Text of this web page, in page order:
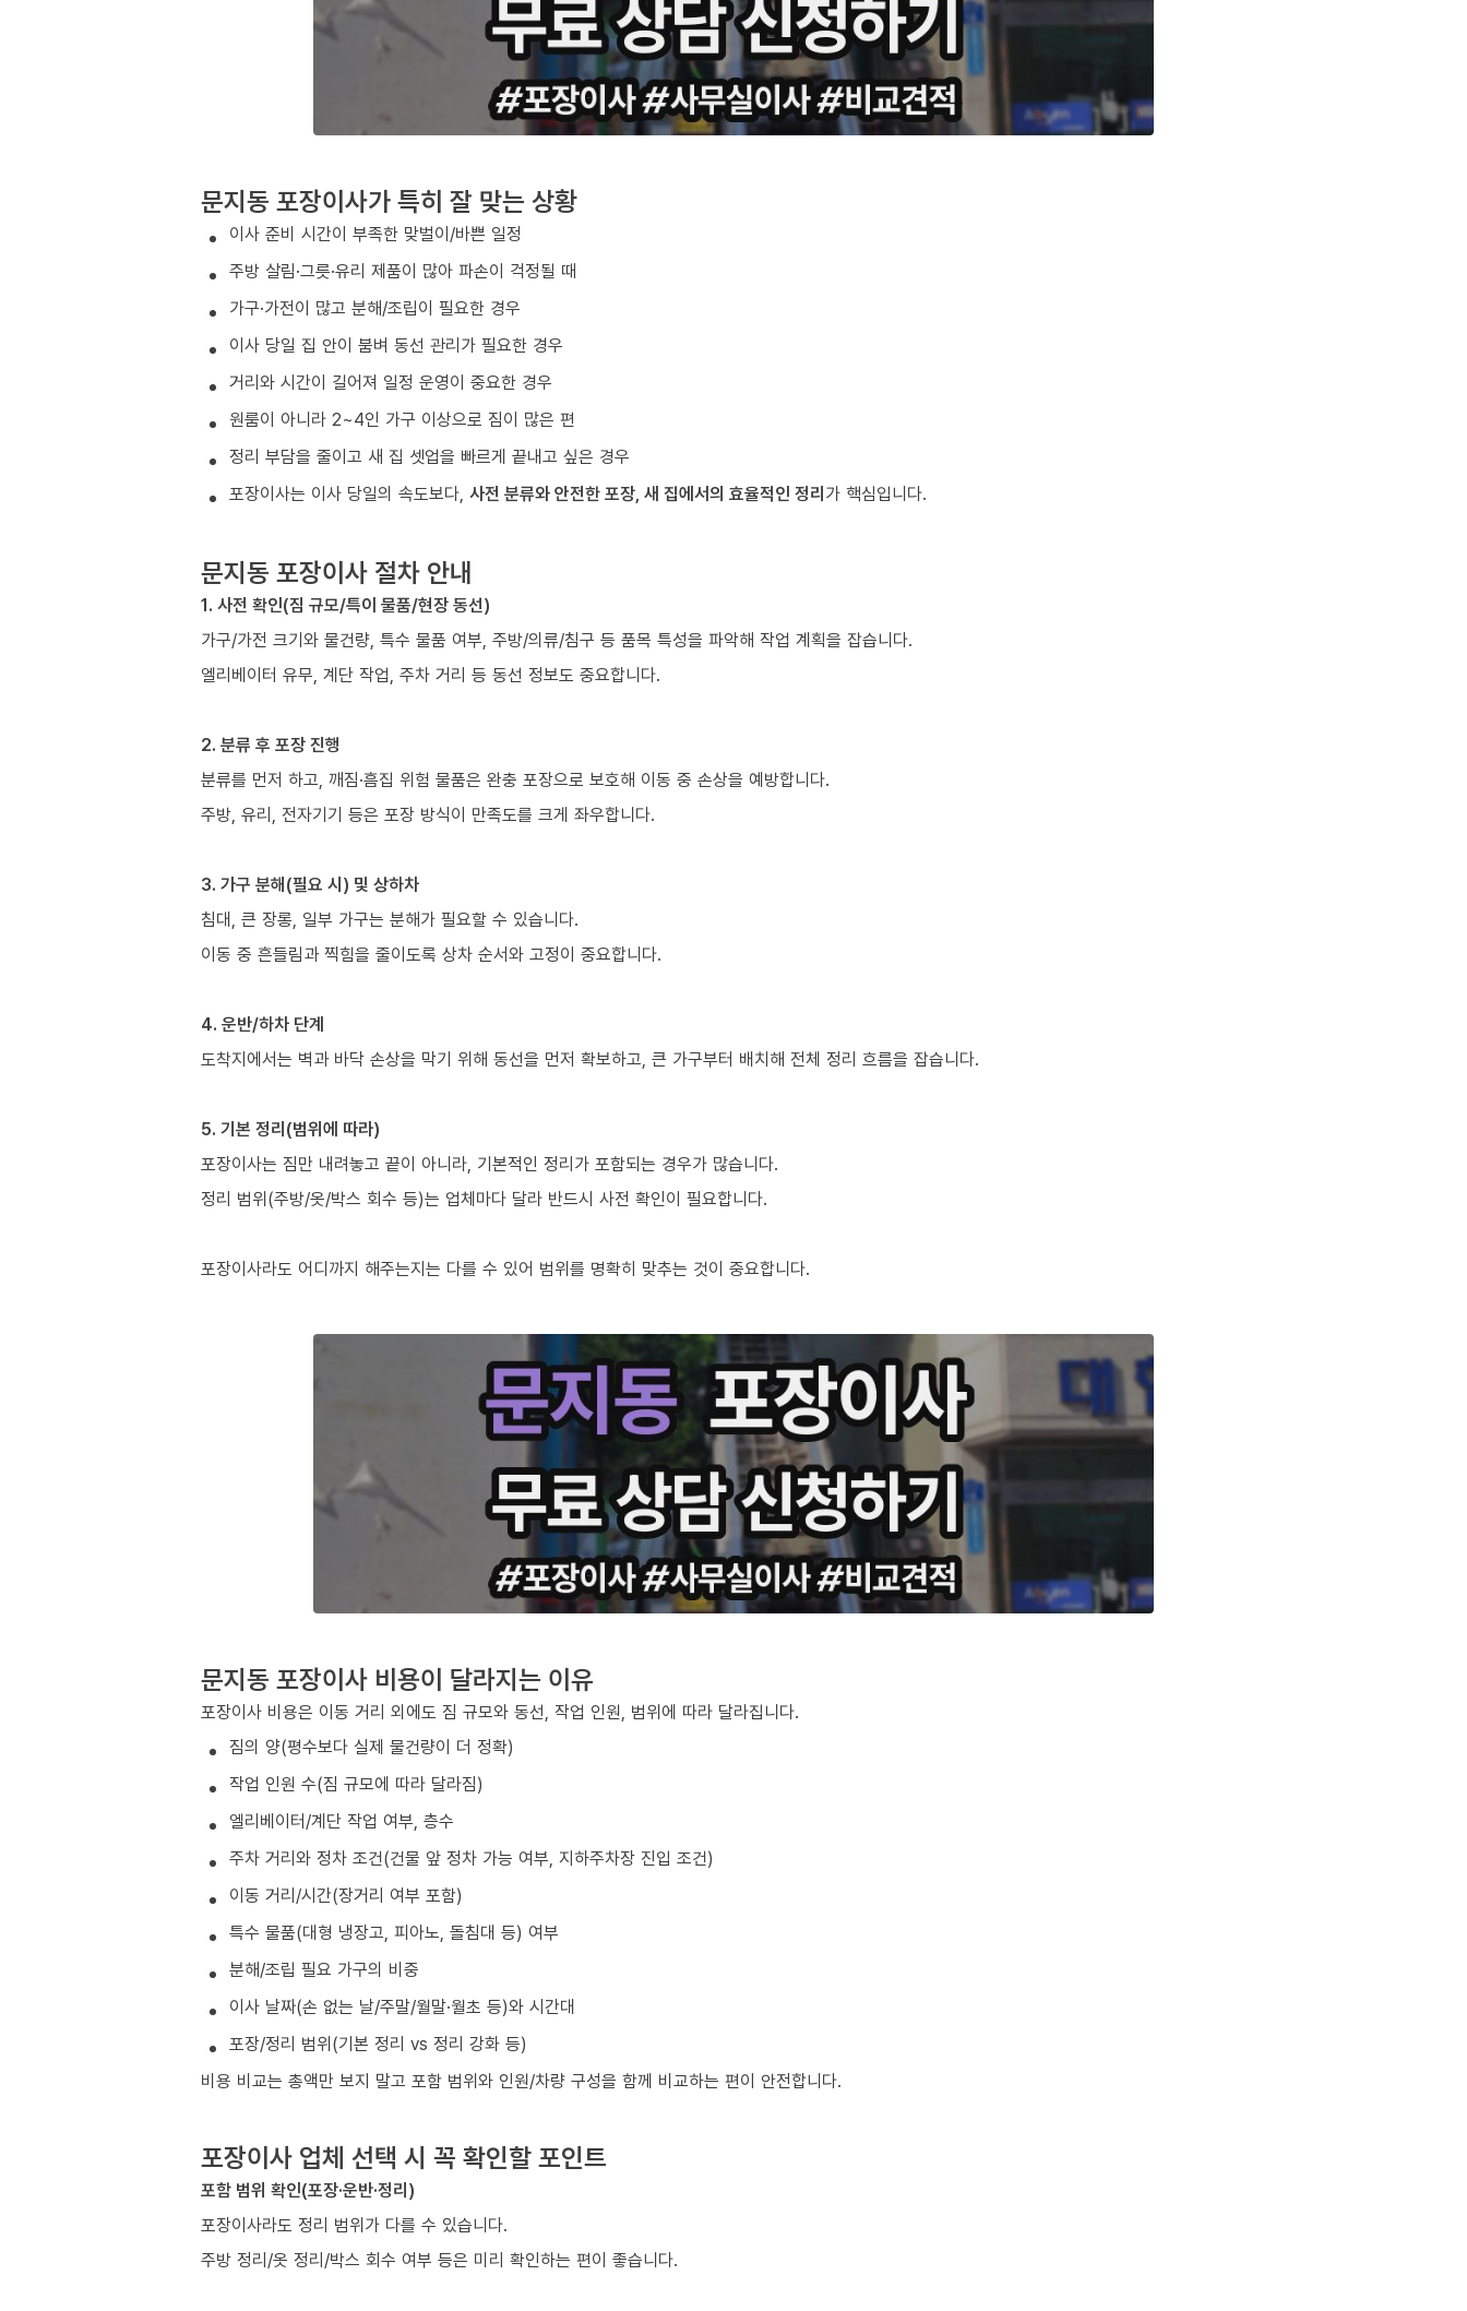
문지동 포장이사가 특히 잘 맞는 상황
이사 준비 시간이 부족한 맞벌이/바쁜 일정
주방 살림·그릇·유리 제품이 많아 파손이 걱정될 때
가구·가전이 많고 분해/조립이 필요한 경우
이사 당일 집 안이 붐벼 동선 관리가 필요한 경우
거리와 시간이 길어져 일정 운영이 중요한 경우
원룸이 아니라 2~4인 가구 이상으로 짐이 많은 편
정리 부담을 줄이고 새 집 셋업을 빠르게 끝내고 싶은 경우
포장이사는 이사 당일의 속도보다, 사전 분류와 안전한 포장, 새 집에서의 효율적인 정리가 핵심입니다.
문지동 포장이사 절차 안내
1. 사전 확인(짐 규모/특이 물품/현장 동선)
가구/가전 크기와 물건량, 특수 물품 여부, 주방/의류/침구 등 품목 특성을 파악해 작업 계획을 잡습니다.
엘리베이터 유무, 계단 작업, 주차 거리 등 동선 정보도 중요합니다.
2. 분류 후 포장 진행
분류를 먼저 하고, 깨짐·흠집 위험 물품은 완충 포장으로 보호해 이동 중 손상을 예방합니다.
주방, 유리, 전자기기 등은 포장 방식이 만족도를 크게 좌우합니다.
3. 가구 분해(필요 시) 및 상하차
침대, 큰 장롱, 일부 가구는 분해가 필요할 수 있습니다.
이동 중 흔들림과 찍힘을 줄이도록 상차 순서와 고정이 중요합니다.
4. 운반/하차 단계
도착지에서는 벽과 바닥 손상을 막기 위해 동선을 먼저 확보하고, 큰 가구부터 배치해 전체 정리 흐름을 잡습니다.
5. 기본 정리(범위에 따라)
포장이사는 짐만 내려놓고 끝이 아니라, 기본적인 정리가 포함되는 경우가 많습니다.
정리 범위(주방/옷/박스 회수 등)는 업체마다 달라 반드시 사전 확인이 필요합니다.
포장이사라도 어디까지 해주는지는 다를 수 있어 범위를 명확히 맞추는 것이 중요합니다.
문지동 포장이사 비용이 달라지는 이유
포장이사 비용은 이동 거리 외에도 짐 규모와 동선, 작업 인원, 범위에 따라 달라집니다.
짐의 양(평수보다 실제 물건량이 더 정확)
작업 인원 수(짐 규모에 따라 달라짐)
엘리베이터/계단 작업 여부, 층수
주차 거리와 정차 조건(건물 앞 정차 가능 여부, 지하주차장 진입 조건)
이동 거리/시간(장거리 여부 포함)
특수 물품(대형 냉장고, 피아노, 돌침대 등) 여부
분해/조립 필요 가구의 비중
이사 날짜(손 없는 날/주말/월말·월초 등)와 시간대
포장/정리 범위(기본 정리 vs 정리 강화 등)
비용 비교는 총액만 보지 말고 포함 범위와 인원/차량 구성을 함께 비교하는 편이 안전합니다.
포장이사 업체 선택 시 꼭 확인할 포인트
포함 범위 확인(포장·운반·정리)
포장이사라도 정리 범위가 다를 수 있습니다.
주방 정리/옷 정리/박스 회수 여부 등은 미리 확인하는 편이 좋습니다.